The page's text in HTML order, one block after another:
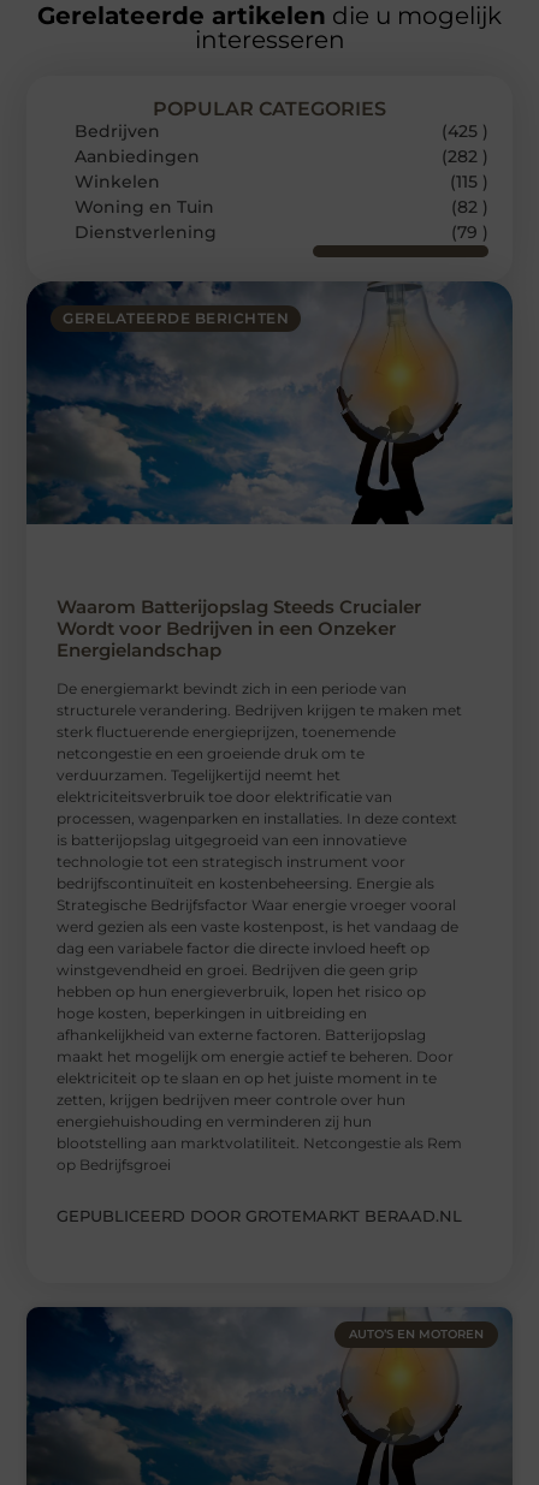
Gerelateerde artikelen die u mogelijk
interesseren
GERELATEERDE BERICHTEN
Waarom Batterijopslag Steeds Crucialer
Wordt voor Bedrijven in een Onzeker
Energielandschap
De energiemarkt bevindt zich in een periode van
structurele verandering. Bedrijven krijgen te maken met
sterk fluctuerende energieprijzen, toenemende
netcongestie en een groeiende druk om te
verduurzamen. Tegelijkertijd neemt het
elektriciteitsverbruik toe door elektrificatie van
processen, wagenparken en installaties. In deze context
is batterijopslag uitgegroeid van een innovatieve
technologie tot een strategisch instrument voor
bedrijfscontinuïteit en kostenbeheersing. Energie als
Strategische Bedrijfsfactor Waar energie vroeger vooral
werd gezien als een vaste kostenpost, is het vandaag de
dag een variabele factor die directe invloed heeft op
winstgevendheid en groei. Bedrijven die geen grip
hebben op hun energieverbruik, lopen het risico op
hoge kosten, beperkingen in uitbreiding en
afhankelijkheid van externe factoren. Batterijopslag
maakt het mogelijk om energie actief te beheren. Door
elektriciteit op te slaan en op het juiste moment in te
zetten, krijgen bedrijven meer controle over hun
energiehuishouding en verminderen zij hun
blootstelling aan marktvolatiliteit. Netcongestie als Rem
op Bedrijfsgroei
GEPUBLICEERD DOOR GROTEMARKT BERAAD.NL
POPULAR CATEGORIES
Bedrijven
(425 )
Aanbiedingen
(282 )
Winkelen
(115 )
Woning en Tuin
(82 )
Dienstverlening
(79 )
AUTO’S EN MOTOREN